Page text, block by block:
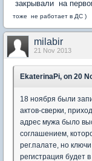
закрывали на
тоже не работает в ДС )
milabir
21 Nov 2013
EkaterinaPi, on 20
18 ноября были
актов-сверки,
адрес мужа было
соглашением,
рег.палате, но
регистрация будет